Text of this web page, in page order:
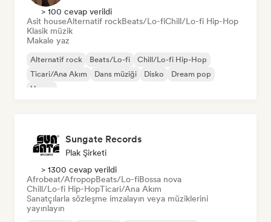
> 100 cevap verildi
Asit houseAlternatif rockBeats/Lo-fiChill/Lo-fi Hip-Hop
Klasik müzik
Makale yaz
Alternatif rock Beats/Lo-fi
Chill/Lo-fi Hip-Hop
Ticari/Ana Akım
Dans müziği Disko
Dream pop
House
Sungate Records
Plak Şirketi
> 1300 cevap verildi
Afrobeat/AfropopBeats/Lo-fiBossa nova
Chill/Lo-fi Hip-HopTicari/Ana Akım
Sanatçılarla sözleşme imzalayın veya müziklerini
yayınlayın